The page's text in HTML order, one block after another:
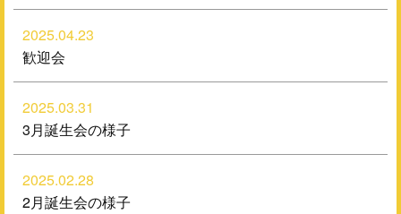
2025.04.23
歓迎会
2025.03.31
3月誕生会の様子
2025.02.28
2月誕生会の様子